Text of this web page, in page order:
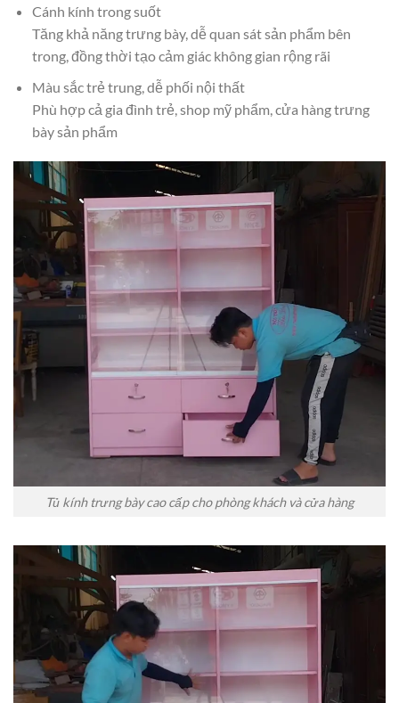
Cánh kính trong suốt
Tăng khả năng trưng bày, dễ quan sát sản phẩm bên
trong, đồng thời tạo cảm giác không gian rộng rãi
Màu sắc trẻ trung, dễ phối nội thất
Phù hợp cả gia đình trẻ, shop mỹ phẩm, cửa hàng trưng
bày sản phẩm
Tủ kính trưng bày cao cấp cho phòng khách và cửa hàng